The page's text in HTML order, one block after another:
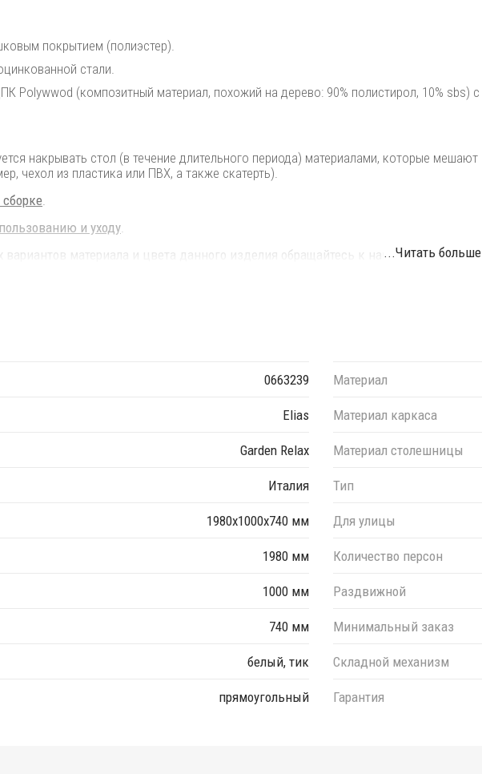
покрытием (полиэстер).
стали.
Polywwod (композитный материал, похожий на дерево: 90% полистирол, 10% sbs) с
накрывать стол (в течение длительного периода) материалами, которые мешают
чехол из пластика или ПВХ, а также скатерть).
.
и уходу.
материала и цвета данного изделия обращайтесь к нашим...Читать больше
0663239
Elias
Garden Relax
Италия
1980х1000х740 мм
1980 мм
1000 мм
740 мм
белый, тик
прямоугольный
Материал
Материал каркаса
Материал столешницы
Тип
Для улицы
Количество персон
Раздвижной
Минимальный заказ
Складной механизм
Гарантия